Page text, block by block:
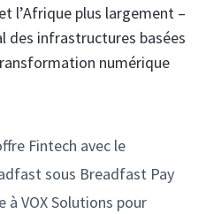
l’Afrique plus largement –
des infrastructures basées
numérique
Fintech avec le
sous Breadfast Pay
à VOX Solutions pour